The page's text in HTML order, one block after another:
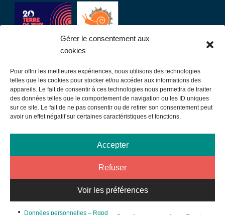
Gérer le consentement aux
cookies
Pour offrir les meilleures expériences, nous utilisons des technologies
telles que les cookies pour stocker et/ou accéder aux informations des
appareils. Le fait de consentir à ces technologies nous permettra de traiter
des données telles que le comportement de navigation ou les ID uniques
sur ce site. Le fait de ne pas consentir ou de retirer son consentement peut
avoir un effet négatif sur certaines caractéristiques et fonctions.
Accepter
Refuser
Voir les préférences
Données personnelles – Rgpd
LIENS UTILES
Communauté de communes
Mentions légales
Données personnelles – Rgpd
©MAIRIEDESAMATAN2026 - Design par